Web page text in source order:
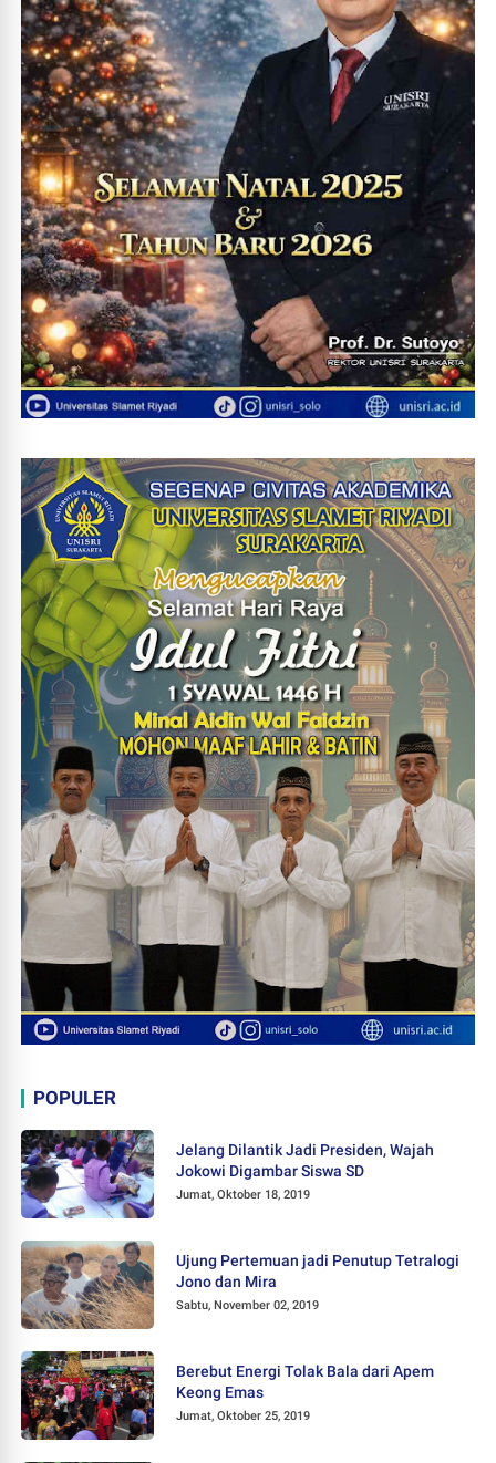
POPULER
Jelang Dilantik Jadi Presiden, Wajah
Jokowi Digambar Siswa SD
Jumat, Oktober 18, 2019
Ujung Pertemuan jadi Penutup Tetralogi
Jono dan Mira
Sabtu, November 02, 2019
Berebut Energi Tolak Bala dari Apem
Keong Emas
Jumat, Oktober 25, 2019